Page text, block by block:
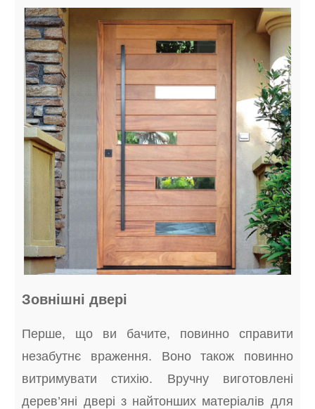
Зовнішні двері
Перше, що ви бачите, повинно справити
незабутнє враження. Воно також повинно
витримувати стихію. Вручну виготовлені
дерев’яні двері з найтонших матеріалів для